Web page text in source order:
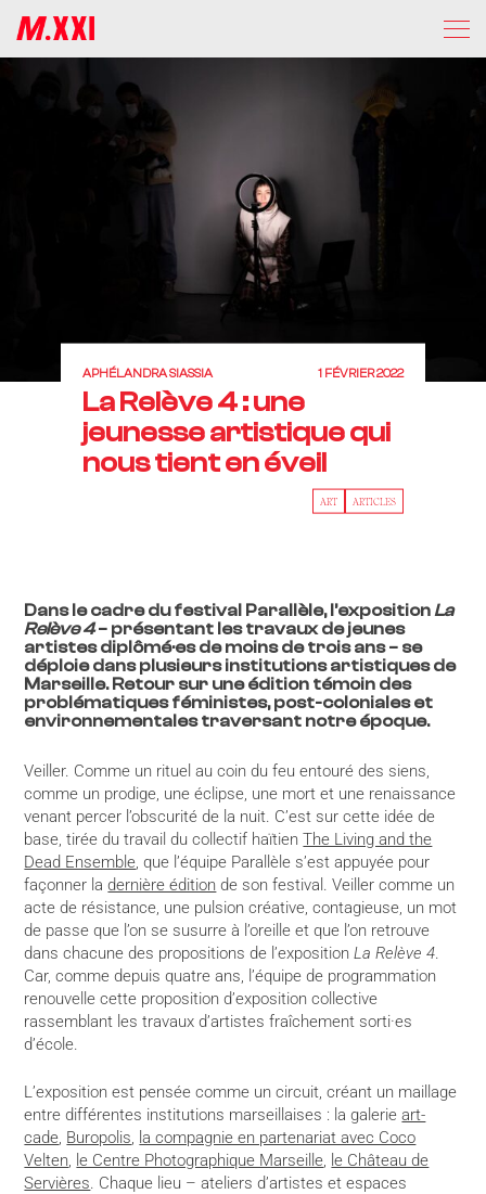
APHÉLANDRA SIASSIA 1 FÉVRIER 2022
La Relève 4 : une
jeunesse artistique qui
nous tient en éveil
ART ARTICLES
Dans le cadre du festival Parallèle, l’expositionLa
Relève 4– présentant les travaux de jeunes
artistes diplômé·es de moins de trois ans – se
déploie dans plusieurs institutions artistiques de
Marseille. Retour sur une édition témoin des
problématiques féministes, post-coloniales et
environnementales traversant notre époque.
Veiller. Comme un rituel au coin du feu entouré des siens,
comme un prodige, une éclipse, une mort et une renaissance
venant percer l’obscurité de la nuit. C’est sur cette idée de
base, tirée du travail du collectif haïtienThe Living and the
Dead Ensemble, que l’équipe Parallèle s’est appuyée pour
façonner ladernière édition de son festival. Veiller comme un
acte de résistance, une pulsion créative, contagieuse, un mot
de passe que l’on se susurre à l’oreille et que l’on retrouve
dans chacune des propositions de l’expositionLa Relève 4.
Car, comme depuis quatre ans, l’équipe de programmation
renouvelle cette proposition d’exposition collective
rassemblant les travaux d’artistes fraîchement sorti·es
d’école.
L’exposition est pensée comme un circuit, créant un maillage
entre différentes institutions marseillaises : la galerieart-
cade Buropolis
la compagnie en partenariat avec Coco
Velten le Centre Photographique Marseille le Château de
Servières . Chaque lieu – ateliers d’artistes et espaces